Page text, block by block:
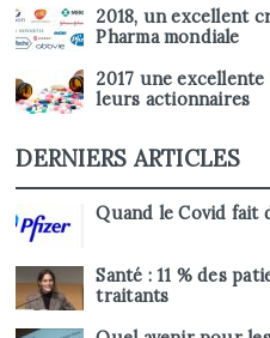
2018, un excellent
Pharma mondiale
2017 une
leurs actionnaires
DERNIERS ARTICLES
Quand le Covid fait
Santé : 11 % des
traitants